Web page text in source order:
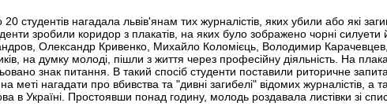
студентів нагадала львів'янам тих журналістів, яких убили або які
зробили коридор з плакатів, на яких було зображено чорні силуети
Олександр Кривенко, Михайло Коломієць, Володимир
на думку молоді, пішли з життя через професійну діяльність. На
знак питання. В такий спосіб студенти поставили риторичне
меті нагадати про вбивства та "дивні загибелі" відомих журналістів, а
в Україні. Простоявши понад годину, молодь роздавала листівки зі